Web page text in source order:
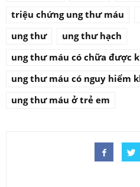
triệu chứng ung thư máu
ung thư
ung thư hạch
ung thư máu có chữa được
ung thư máu có nguy hiểm
ung thư máu ở trẻ em